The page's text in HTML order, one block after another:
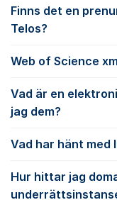
Finns det en
Telos?
Web of Science
Vad är en
jag dem?
Vad har hänt med
Hur hittar jag